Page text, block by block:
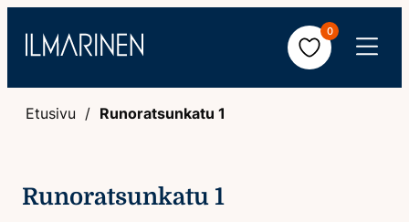
sisältöön
0
Avaa
valikko
Etusivu Runoratsunkatu 1
Runoratsunkatu 1